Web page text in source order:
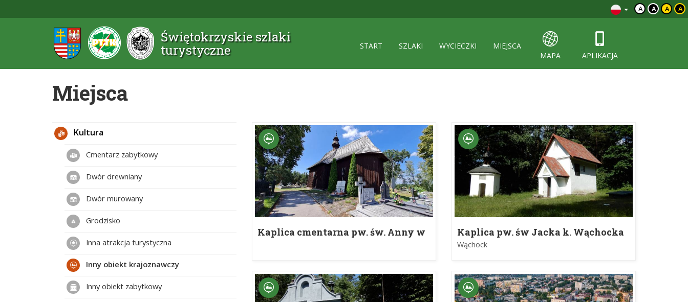
A A A A
Świętokrzyskie szlaki
turystyczne
START SZLAKI WYCIECZKI
MIEJSCA
MAPA
APLIKACJA
Miejsca
Kaplica cmentarna pw. św. Anny w
Kurzelowie
Kaplica pw. św Jacka k. Wąchocka
Wąchock
Kultura
Cmentarz zabytkowy
Dwór drewniany
Dwór murowany
Grodzisko
Inna atrakcja turystyczna
Inny obiekt krajoznawczy
Inny obiekt zabytkowy